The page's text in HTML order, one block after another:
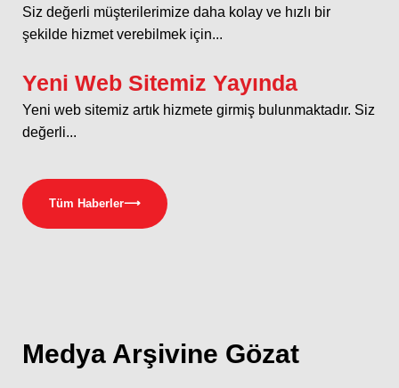
Siz değerli müşterilerimize daha kolay ve hızlı bir
şekilde hizmet verebilmek için...
Yeni Web Sitemiz Yayında
Yeni web sitemiz artık hizmete girmiş bulunmaktadır. Siz
değerli...
Tüm Haberler⟶
Medya Arşivine Gözat